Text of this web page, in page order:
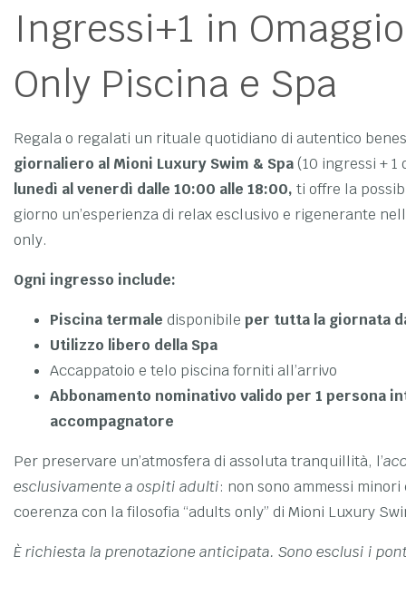
Ingressi+1 in
Only Piscina e Spa
Regala o regalati un rituale quotidiano di autentico
giornaliero al Mioni Luxury Swim & Spa (10 ingressi + 1
lunedì al venerdì dalle 10:00 alle 18:00, ti offre la
giorno un’esperienza di relax esclusivo e rigenerante
only.
Ogni ingresso include:
Piscina termale disponibile per tutta la giornata
Utilizzo libero della Spa
Accappatoio e telo piscina forniti all’arrivo
Abbonamento nominativo valido per 1 persona
accompagnatore
Per preservare un’atmosfera di assoluta tranquillità, l’
esclusivamente a ospiti adulti: non sono ammessi
coerenza con la filosofia “adults only” di Mioni Luxury
È richiesta la prenotazione anticipata. Sono esclusi i